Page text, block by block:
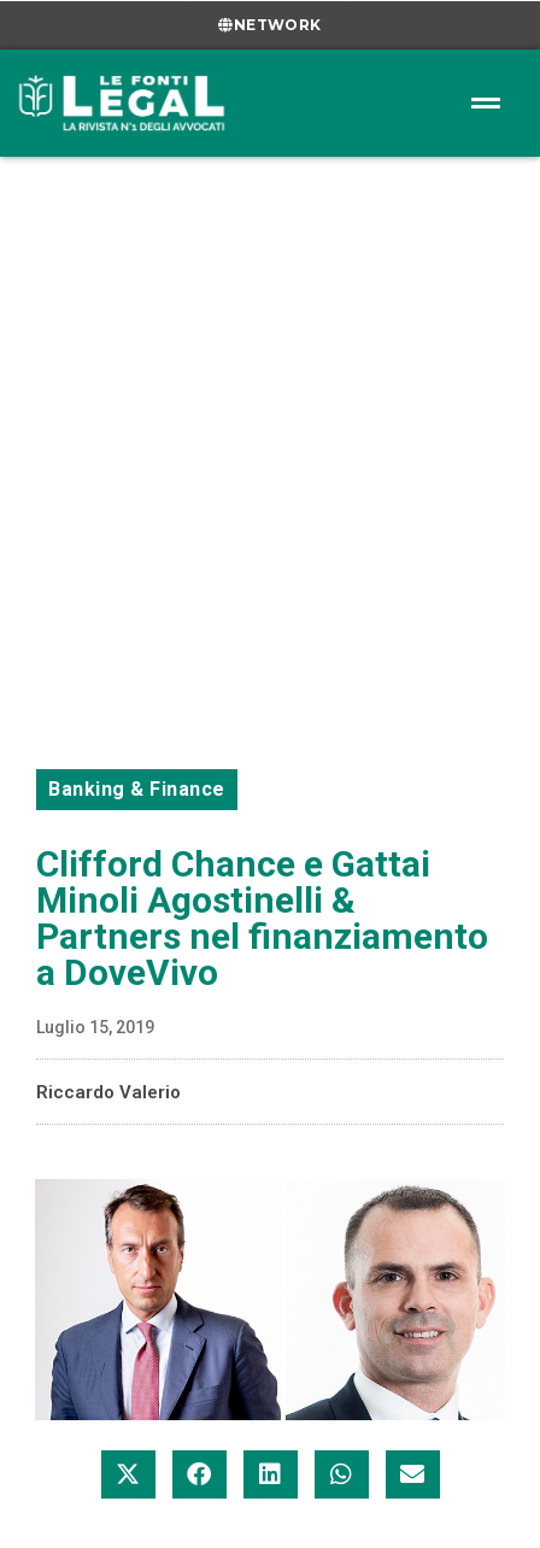
NETWORK
Banking & Finance
Clifford Chance e Gattai
Minoli Agostinelli &
Partners nel finanziamento
a DoveVivo
Luglio 15, 2019
Riccardo Valerio